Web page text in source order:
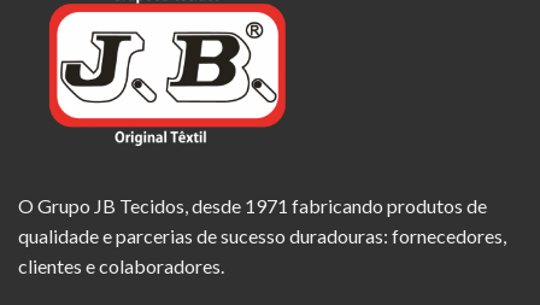
O Grupo JB Tecidos, desde 1971 fabricando produtos de
qualidade e parcerias de sucesso duradouras: fornecedores,
clientes e colaboradores.